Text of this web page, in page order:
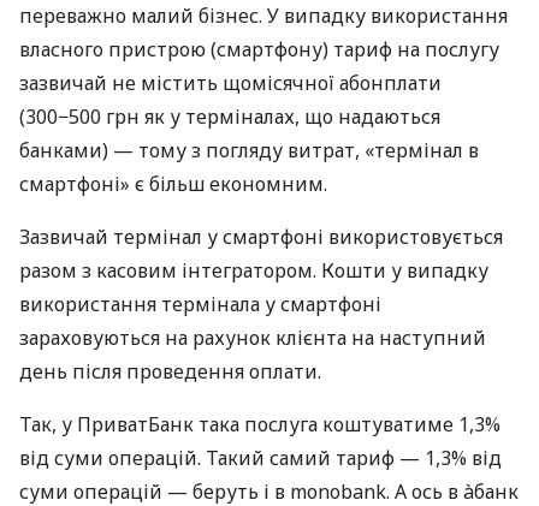
переважно малий бізнес. У випадку використання
власного пристрою (смартфону) тариф на послугу
зазвичай не містить щомісячної абонплати
(300−500 грн як у терміналах, що надаються
банками) — тому з погляду витрат, «термінал в
смартфоні» є більш економним.
Зазвичай термінал у смартфоні використовується
разом з касовим інтегратором. Кошти у випадку
використання термінала у смартфоні
зараховуються на рахунок клієнта на наступний
день після проведення оплати.
Так, у ПриватБанк така послуга коштуватиме 1,3%
від суми операцій. Такий самий тариф — 1,3% від
суми операцій — беруть і в monobank. А ось в àбанк